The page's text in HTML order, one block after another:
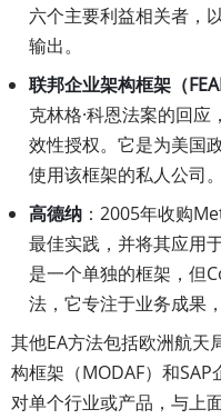
六个主要利益相关者，
输出。
联邦企业架构框架（
克林格·科恩法案的回
效性授权。它是为美国
使用该框架的私人公司。
高德纳 ：2005年收购
最佳实践，并将其应用
是一个单独的框架，但
法，它专注于业务成果
其他EA方法包括欧洲航天
构框架（MODAF）和
对单个行业或产品，与上